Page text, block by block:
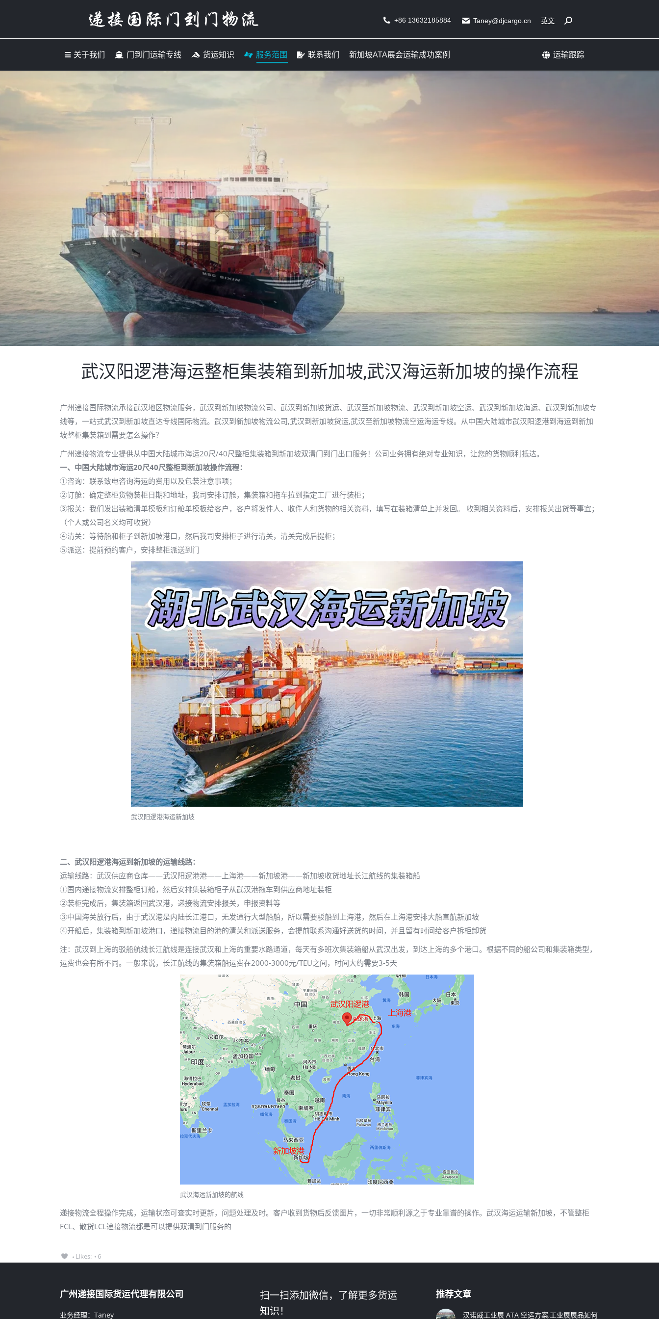
+86 13632185884 Taney@djcargo.cn 英文 Search:
关于我们 门到门运输专线 货运知识 服务范围 联系我们 新加坡ATA展会运输成功案例 运输跟踪
武汉阳逻港海运整柜集装箱到新加坡,武汉海运新加坡的操作流程
广州递接国际物流承接武汉地区物流服务，武汉到新加坡物流公司、武汉到新加坡货运、武汉至新加坡物流、武汉到新加坡空运、武汉到新加坡海运、武汉到新加坡专
线等，一站式武汉到新加坡直达专线国际物流。武汉到新加坡物流公司,武汉到新加坡货运,武汉至新加坡物流空运海运专线。从中国大陆城市武汉阳逻港到海运到新加
坡整柜集装箱到需要怎么操作？
广州递接物流专业提供从中国大陆城市海运20尺/40尺整柜集装箱到新加坡双清门到门出口服务！公司业务拥有绝对专业知识，让您的货物顺利抵达。
一、中国大陆城市海运20尺40尺整柜到新加坡操作流程：
①咨询：联系致电咨询海运的费用以及包装注意事项；
②订舱：确定整柜货物装柜日期和地址，我司安排订舱，集装箱和拖车拉到指定工厂进行装柜；
③报关：我们发出装箱清单模板和订舱单模板给客户，客户将发件人、收件人和货物的相关资料，填写在装箱清单上并发回。 收到相关资料后，安排报关出货等事宜；
（个人或公司名义均可收货）
④清关：等待船和柜子到新加坡港口，然后我司安排柜子进行清关，清关完成后提柜；
⑤派送：提前预约客户，安排整柜派送到门
武汉阳逻港海运新加坡
二、武汉阳逻港海运到新加坡的运输线路：
运输线路：武汉供应商仓库——武汉阳逻港港——上海港——新加坡港——新加坡收货地址长江航线的集装箱船
①国内递接物流安排整柜订舱，然后安排集装箱柜子从武汉港拖车到供应商地址装柜
②装柜完成后，集装箱返回武汉港，递接物流安排报关，申报资料等
③中国海关放行后，由于武汉港是内陆长江港口，无发通行大型船舶，所以需要驳船到上海港，然后在上海港安排大船直航新加坡
④开船后，集装箱到新加坡港口，递接物流目的港的清关和派送服务，会提前联系沟通好送货的时间，并且留有时间给客户拆柜卸货
注：武汉到上海的驳船航线长江航线是连接武汉和上海的重要水路通道，每天有多班次集装箱船从武汉出发，到达上海的多个港口。根据不同的船公司和集装箱类型，
运费也会有所不同。一般来说，长江航线的集装箱船运费在2000-3000元/TEU之间，时间大约需要3-5天
武汉海运新加坡的航线
递接物流全程操作完成，运输状态可查实时更新，问题处理及时。客户收到货物后反馈图片，一切非常顺利源之于专业靠谱的操作。武汉海运运输新加坡，不管整柜
FCL、散货LCL递接物流都是可以提供双清到门服务的
Likes: 6
广州递接国际货运代理有限公司
业务经理：Taney
扫一扫添加微信，了解更多货运
知识！
推荐文章
汉诺威工业展 ATA 空运方案,工业展展品如何
关于我们 门到门运输专线 货运知识 新加坡ATA展会运输成功案例